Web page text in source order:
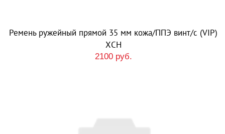
Ремень ружейный прямой 35 мм кожа/ППЭ винт/с (VIP)
ХСН
2100 руб.